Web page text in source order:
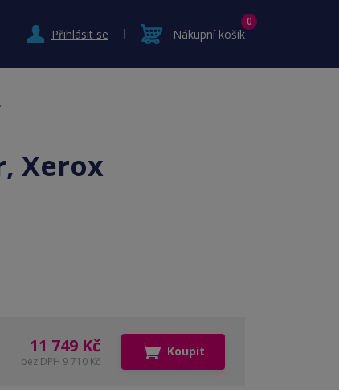
Přihlásit se Nákupní košík
0
Xerox
11 749 Kč
bez DPH 9 710 Kč
Koupit